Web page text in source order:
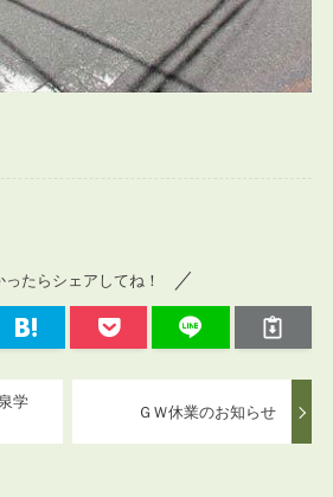
ったらシェアしてね！
学
ＧＷ休業のお知らせ